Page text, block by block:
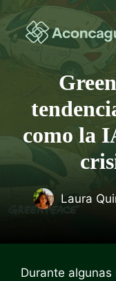
Saltar
al
contenido
como la
Laura
Durante